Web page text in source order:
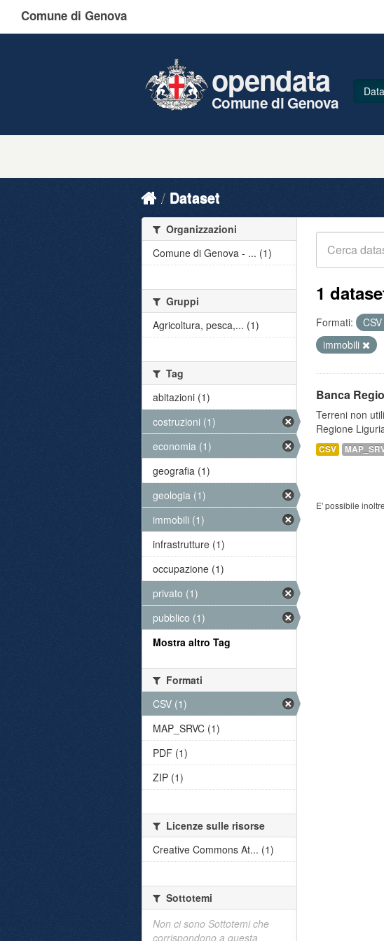
Comune di Genova
opendata
Comune di Genova
Dataset
1
Formati: CSV
immobili
Banca
Terreni non
Regione
CSV
E' possibile
Organizzazioni
Comune di Genova - ... (1)
Gruppi
Agricoltura, pesca,... (1)
Tag
abitazioni (1)
costruzioni (1)
economia (1)
geografia (1)
geologia (1)
immobili (1)
infrastrutture (1)
occupazione (1)
privato (1)
pubblico (1)
Mostra altro Tag
Formati
CSV (1)
MAP_SRVC (1)
PDF (1)
ZIP (1)
Licenze sulle risorse
Creative Commons At... (1)
Sottotemi
Non ci sono Sottotemi che
corrispondono a questa